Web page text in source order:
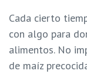
Cada cierto
con algo para
alimentos. No
de maíz